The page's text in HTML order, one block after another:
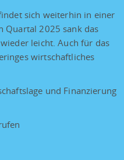
sich weiterhin in einer
Quartal 2025 sank das
leicht. Auch für das
wirtschaftliches
und Finanzierung